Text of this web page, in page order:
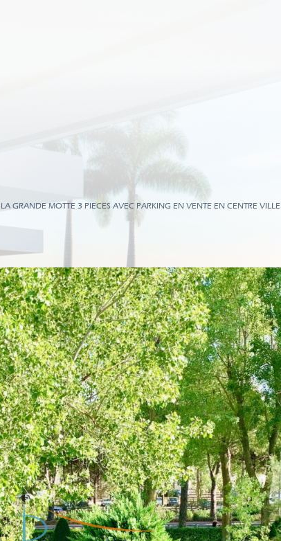
LA GRANDE MOTTE 3 PIECES AVEC PARKING EN VENTE EN CENTRE VILLE